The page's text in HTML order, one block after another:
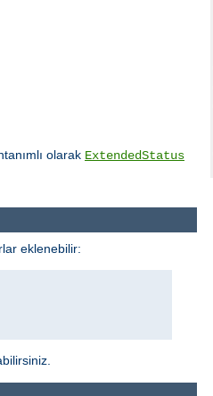
olarak ExtendedStatus
eklenebilir: